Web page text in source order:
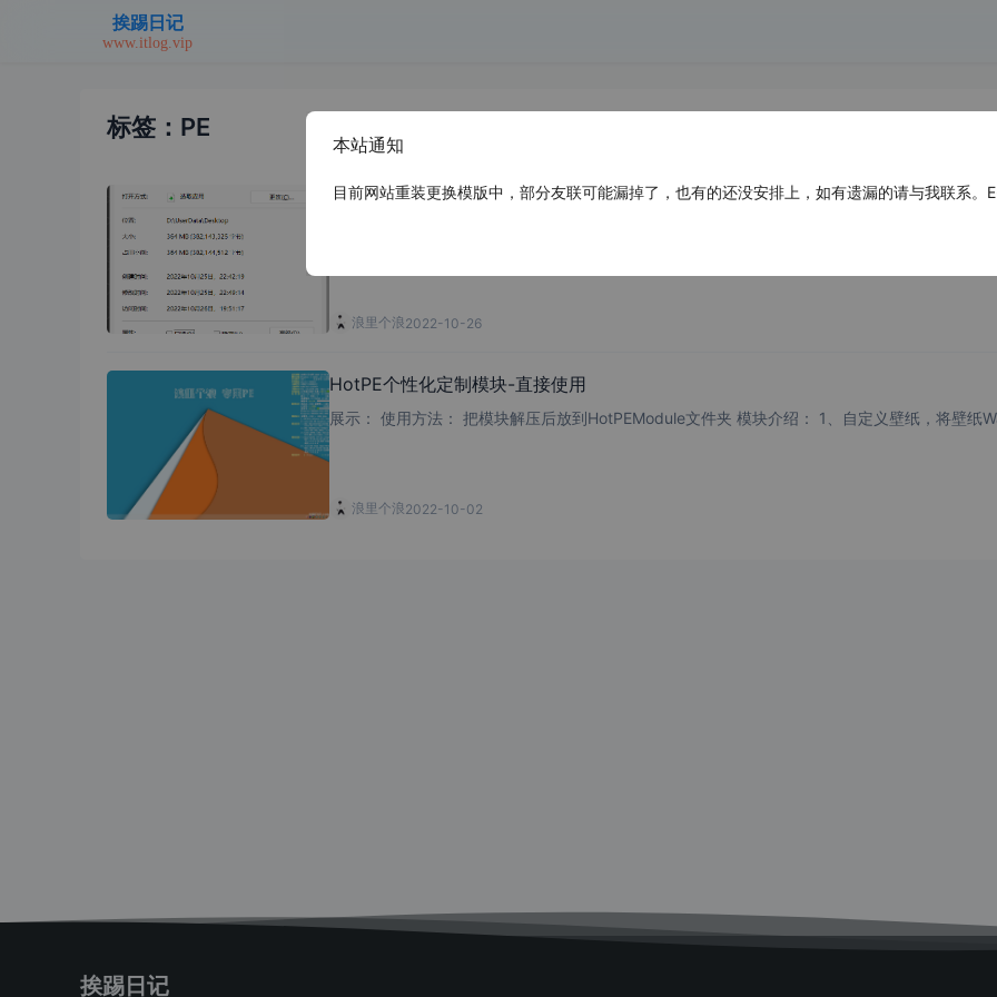
标签：PE
HotPE模块-CeoMSX驱动注入工具_x64
浪里个浪2022-10-26
HotPE个性化定制模块-直接使用
展示： 使用方法： 把模块解压后放到HotPEModule文件夹
浪里个浪2022-10-02
挨踢日记
本站通知
目前网站重装更换模版中，部分友联可能漏掉了，也有的还没安排上，如有遗漏的请与我联系